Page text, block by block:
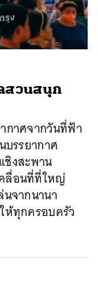
สวนสนุก
กาศจากวันที่ฟ้า
บรรยากาศ
ชิงสะพาน
ลื่อนที่ที่ใหญ่
จากนานา
ห้ทุกครอบครัว